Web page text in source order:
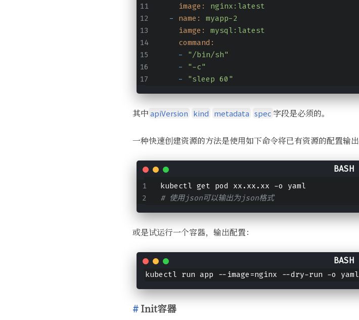
image:
nginx:latest
- name:
myapp-2
iamge:
mysql:latest
command:
-
"/bin/sh"
-
"-c"
-
"sleep 60"
其中apiVersion kind metadata spec 字段是必须的。
一种快速创建资源的方法是使用如下命令将已有资源的配置输出
kubectl get pod xx.xx.xx -o yaml
# 使用json可以输出为json格式
或是试运行一个容器，输出配置：
kubectl run app --image=nginx --dry-run -o yaml
Init容器